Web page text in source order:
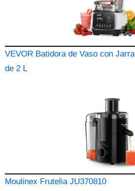
VEVOR Batidora de Vaso con Jarra
de 2 L
Moulinex Frutelia JU370810